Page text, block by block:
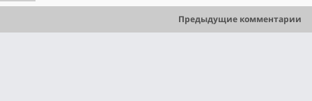
Предыдущие комментарии